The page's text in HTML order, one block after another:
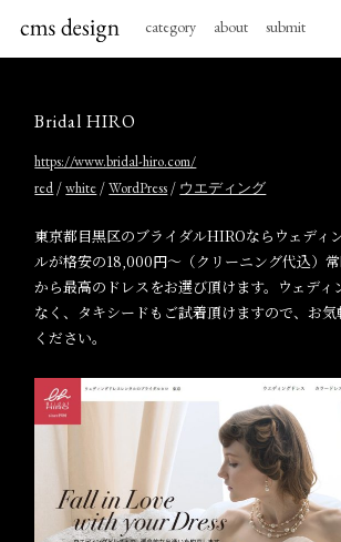
category about submit
Bridal HIRO
https://www.bridal-hiro.com/
red /white /WordPress / ウエディング
東京都目黒区のブライダルHIROならウェディ
ルが格安の18,000円～（クリーニング代込）
から最高のドレスをお選び頂けます。ウェディ
なく、タキシードもご試着頂けますので、お
ください。